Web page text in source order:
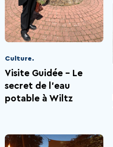
Découverte de la
Restaurants.
Comment venir?
Culture.
Visite Guidée - Le
secret de l'eau
potable à Wiltz